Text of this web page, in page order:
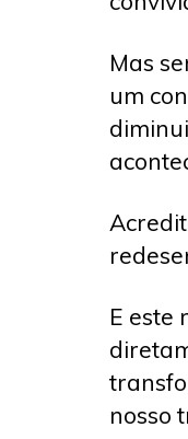
Mas
um
E este
nosso